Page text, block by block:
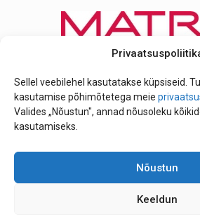
Sellel veebilehel kasutatakse küpsiseid.
kasutamise põhimõtetega meie
Valides „Nõustun", annad nõusoleku
kasutamiseks.
Nõustun
Keeldun